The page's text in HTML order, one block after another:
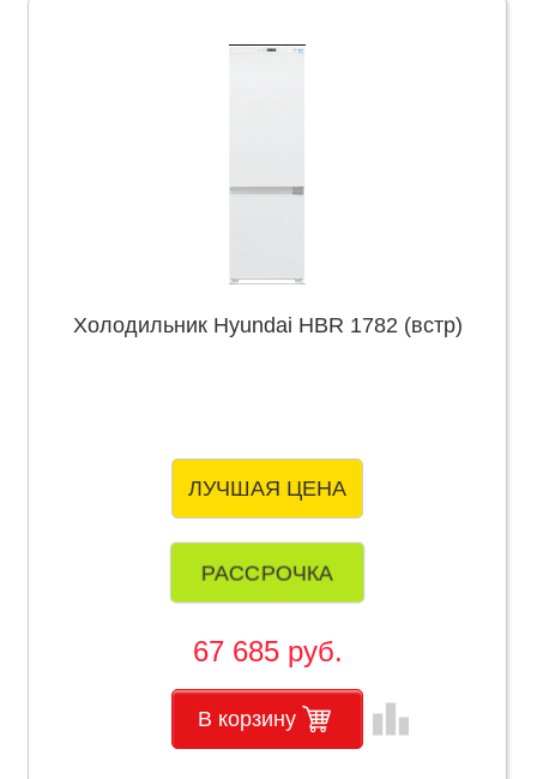
Холодильник Hyundai HBR 1782 (встр)
ЛУЧШАЯ ЦЕНА
РАССРОЧКА
67 685 руб.
В корзину leaderboard